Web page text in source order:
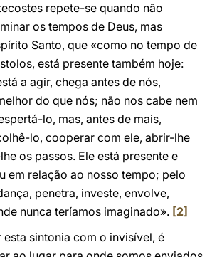
repete-se quando não
os tempos de Deus, mas
Santo, que «como no tempo de
está presente também hoje:
a agir, chega antes de nós,
do que nós; não nos cabe nem
lo, mas, antes de mais,
lo, cooperar com ele, abrir-lhe
os passos. Ele está presente e
em relação ao nosso tempo; pelo
penetra, investe, envolve,
nunca teríamos imaginado». [2]
esta sintonia com o invisível, é